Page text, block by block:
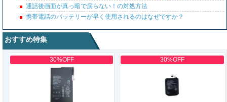
通話後画面が真っ暗で戻らない！の対処方法
携帯電話のバッテリーが早く使用されるのはなぜですか？
おすすめ特集
30%OFF 30%OFF